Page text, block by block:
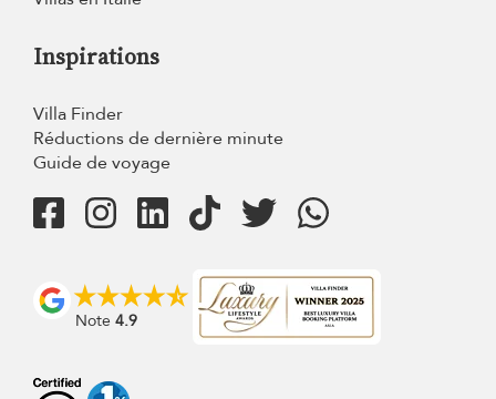
Inspirations
Villa Finder
Réductions de dernière minute
Guide de voyage
Note 4.9